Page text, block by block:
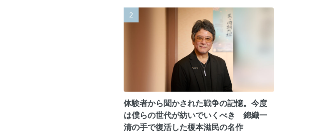
体験者から聞かされた戦争の記憶。今度
は僕らの世代が紡いでいくべき 錦織一
清の手で復活した榎本滋民の名作